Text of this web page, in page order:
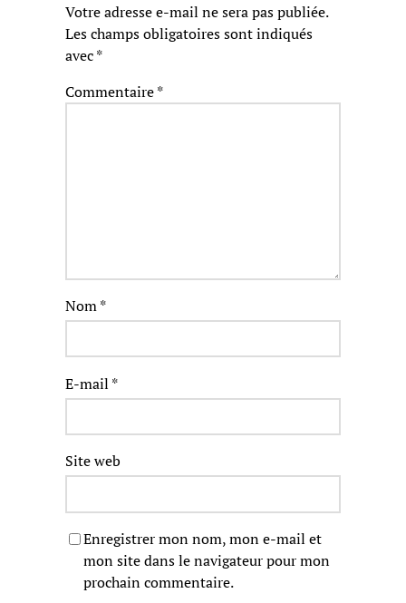
Votre adresse e-mail ne sera pas publiée.
Les champs obligatoires sont indiqués
avec*
Commentaire*
Nom*
E-mail *
Site web
Enregistrer mon nom, mon e-mail et
mon site dans le navigateur pour mon
prochain commentaire.